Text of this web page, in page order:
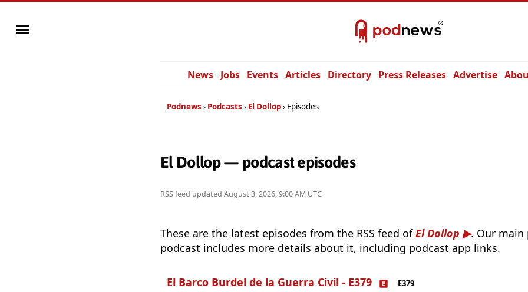
News Jobs Events Articles Directory Press Releases Advertise
Podnews Podcasts El Dollop Episodes
El Dollop — podcast episodes
RSS feed updated August 3, 2026, 9:00 AM UTC
These are the latest episodes from the RSS feed ofEl Dollop
. Our main
podcast includes more details about it, including podcast app links.
El Barco Burdel de la Guerra Civil - E379
E379